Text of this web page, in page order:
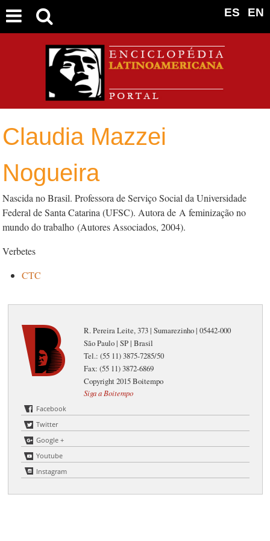
EN
ES
Claudia Mazzei
Nogueira
Nascida no Brasil. Professora de Serviço Social da Universidade
Federal de Santa Catarina (UFSC). Autora de A feminização no
mundo do trabalho (Autores Associados, 2004).
Verbetes
CTC
R. Pereira Leite, 373 | Sumarezinho | 05442-000
São Paulo | SP | Brasil
Tel.: (55 11) 3875-7285/50
Fax: (55 11) 3872-6869
Copyright 2015 Boitempo
Siga a Boitempo
Facebook
Twitter
Google +
Youtube
Instagram